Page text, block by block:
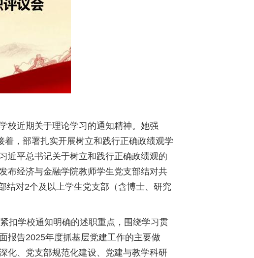
校近期关于理论学习的通知精神。她强
着，部署扎实开展树立和践行正确政绩观学
近平总书记关于树立和践行正确政绩观的
布经济与金融学院教师学生党支部结对共
结对2个及以上学生党支部（含博士、研究
扣学校通知明确的述职重点，围绕学习贯
报告2025年度抓基层党建工作的主要做
化、党支部规范化建设、党建与教学科研